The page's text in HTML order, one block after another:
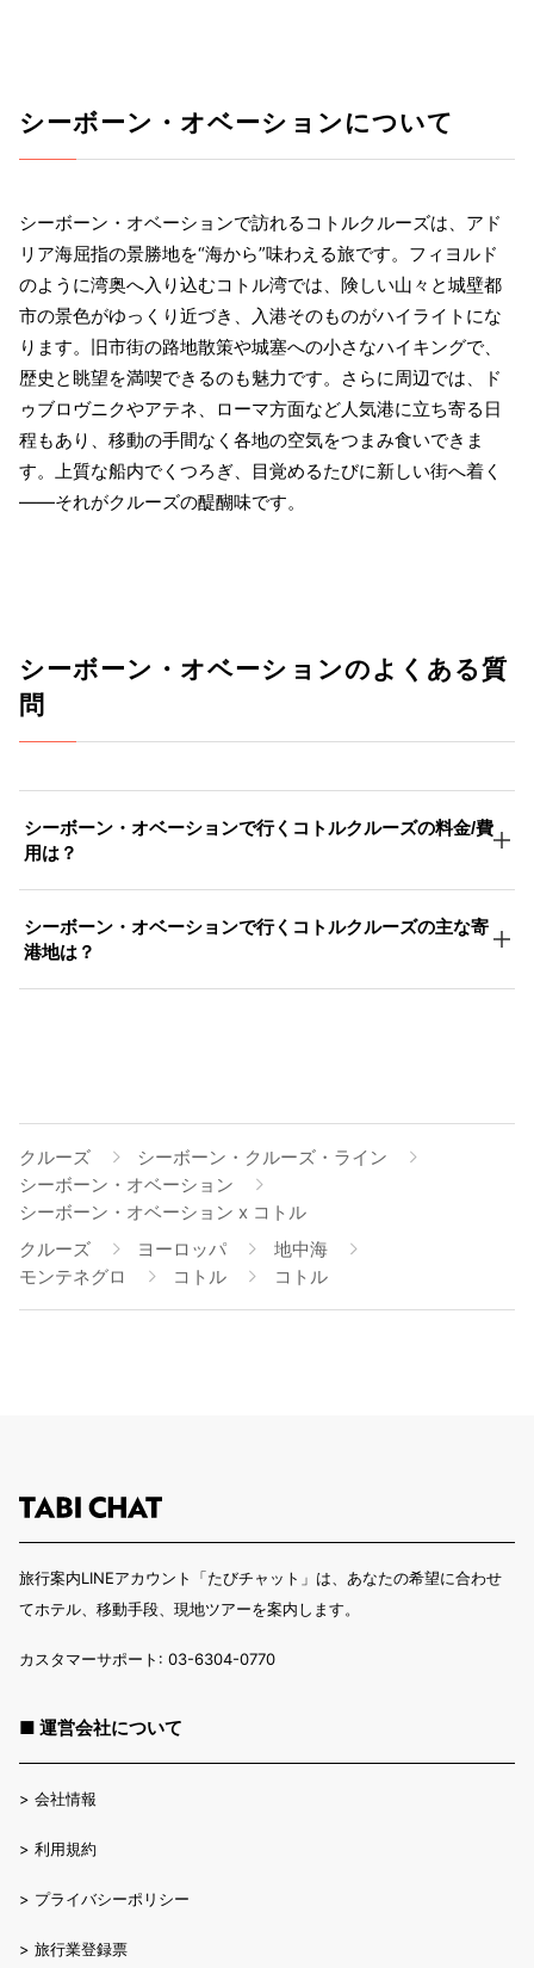
シーボーン・オベーションについて
シーボーン・オベーションで訪れるコトルクルーズは、アド
リア海屈指の景勝地を“海から”味わえる旅です。フィヨルド
のように湾奥へ入り込むコトル湾では、険しい山々と城壁都
市の景色がゆっくり近づき、入港そのものがハイライトにな
ります。旧市街の路地散策や城塞への小さなハイキングで、
歴史と眺望を満喫できるのも魅力です。さらに周辺では、ド
ゥブロヴニクやアテネ、ローマ方面など人気港に立ち寄る日
程もあり、移動の手間なく各地の空気をつまみ食いできま
す。上質な船内でくつろぎ、目覚めるたびに新しい街へ着く
――それがクルーズの醍醐味です。
シーボーン・オベーションのよくある質
問
シーボーン・オベーションで行くコトルクルーズの料金/費
用は？
シーボーン・オベーションで行くコトルクルーズの主な寄
港地は？
クルーズ
シーボーン・クルーズ・ライン
シーボーン・オベーション
シーボーン・オベーション x コトル
クルーズ
ヨーロッパ
地中海
モンテネグロ
コトル コトル
旅行案内LINEアカウント「たびチャット」は、あなたの希望に合わせ
てホテル、移動手段、現地ツアーを案内します。
カスタマーサポート: 03-6304-0770
■ 運営会社について
> 会社情報
> 利用規約
> プライバシーポリシー
> 旅行業登録票